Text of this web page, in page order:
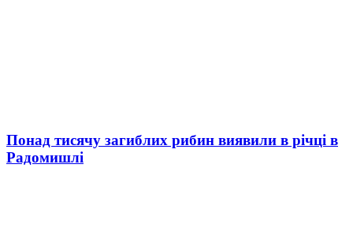
Понад тисячу загиблих рибин виявили в річці в
Радомишлі